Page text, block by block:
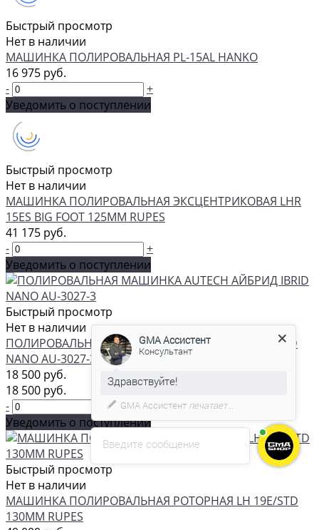
Быстрый просмотр
Нет в наличии
МАШИНКА ПОЛИРОВАЛЬНАЯ PL-15AL HANKO
16 975 руб.
-
+
Уведомить о поступлении
Быстрый просмотр
Нет в наличии
МАШИНКА ПОЛИРОВАЛЬНАЯ ЭКСЦЕНТРИКОВАЯ LHR
15ЕS BIG FOOT 125ММ RUPES
41 175 руб.
-
+
Уведомить о поступлении
Быстрый просмотр
Нет в наличии
ПОЛИРОВАЛЬНАЯ МАШИНКА AUTECH АЙБРИД IBRID
NANO AU-3027-3
18 500 руб.
18 500 руб.
-
+
Уведомить о поступлении
Быстрый просмотр
Нет в наличии
МАШИНКА ПОЛИРОВАЛЬНАЯ РОТОРНАЯ LH 19E/STD
130ММ RUPES
Введите сообщение
Консультант
С удовольствием помогу вам в
выборе товара.